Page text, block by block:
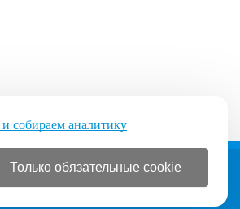
собираем аналитику
Только обязательные cookie